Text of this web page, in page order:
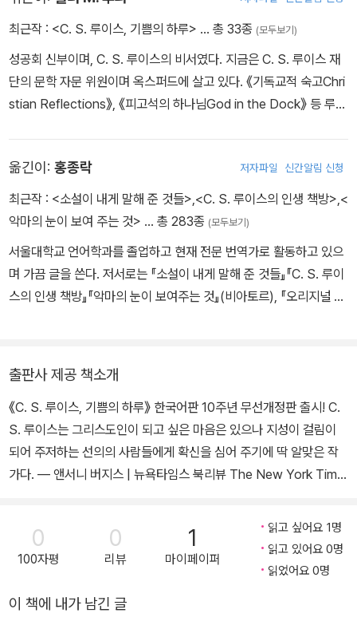
르네상스문학 학과장으로 일했다. 40여 권의 저서로 다양한 독자와
있다. 현재까지 1억 부 넘게 판매되고 장편 영화로도 제작되어 전 세
계적으로 인정받은 판타지 고전 《나니아 연대기》를 비롯해, 《순전한
기독교》, 《스크루테이프의 편지》, 《네 가지 사랑》, 《영광의 무게》 등
《기도의 자리로》, 《신자의 자리로》, 《책 읽는 삶》, 《C. S. 루이스의
문장들》, 《C. S. 루이스의 글쓰기에 관하여》도 새롭게 선보였다.
최근작 : <C. S. 루이스, 기쁨의 하루> … 총 33종 (모두보기)
성공회 신부이며, C. S. 루이스의 비서였다. 지금은 C. S. 루이스 재
단의 문학 자문 위원이며 옥스퍼드에 살고 있다. 《기독교적 숙고Chri
stian Reflections》, 《피고석의 하나님God in the Dock》 등 루이
옮긴이: 홍종락 저자파일 신간알림 신청
최근작 : <소설이 내게 말해 준 것들> <C. S. 루이스의 인생 책방> <
악마의 눈이 보여 주는 것> … 총 283종 (모두보기)
서울대학교 언어학과를 졸업하고 현재 전문 번역가로 활동하고 있으
며 가끔 글을 쓴다. 저서로는 『소설이 내게 말해 준 것들』『C. S. 루이
스의 인생 책방』『악마의 눈이 보여주는 것』(비아토르), 『오리지널 에
정의』『한나의 아이』(IVP), 『어둠 속의 비밀』(비아토르) 등이 있다. 2
009년 ‘CTK(크리스채너티투데이 한국판) 번역가 대상’과 2014년
한국기독교출판협회 선정 ‘올해의 역자상’을 수상했다.
출판사 제공 책소개
《C. S. 루이스, 기쁨의 하루》 한국어판 10주년 무선개정판 출시! C.
S. 루이스는 그리스도인이 되고 싶은 마음은 있으나 지성이 걸림이
되어 주저하는 선의의 사람들에게 확신을 심어 주기에 딱 알맞은 작
가다. ― 앤서니 버지스 | 뉴욕타임스 북리뷰 The New York Time
이든 거부한 사람이든, 그 선택이 대단히 심각한 의미를 담고 있으며
정신의 힘을 다 활용하여 숙고해야 할 사안이라는 확신을 갖게 된다.
― 하퍼스 Harper’s Magazine ‘천국의 진지한 임무’, 기쁨을 탐구
선물하는 《C. S. 루이스, 기쁨의 하루》는 C. S. 루이스의 영성의 못
0
100자평
0
리뷰
1
마이페이퍼
읽고 싶어요 1명
읽고 있어요 0명
읽었어요 0명
이 책에 내가 남긴 글